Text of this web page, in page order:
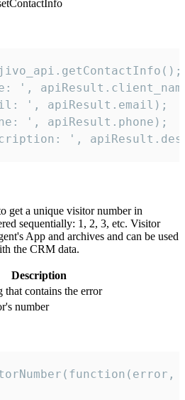
',
', apiResult.email);
', apiResult.phone);
',
get a unique visitor number in
sequentially: 1, 2, 3, etc. Visitor
App and archives and can be used
the CRM data.
Description
that contains the error
number